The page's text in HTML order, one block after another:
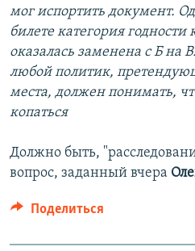
мог испортить документ.
билете категория
оказалась заменена с Б на В.
любой политик,
места, должен понимать,
копаться
Должно быть,
вопрос, заданный вчера
Поделиться